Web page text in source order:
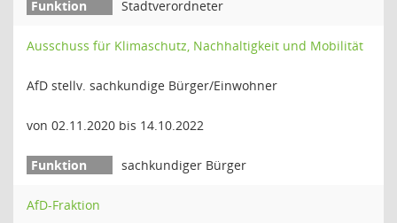
Stadtverordneter
Ausschuss für Klimaschutz, Nachhaltigkeit und Mobilität
AfD stellv. sachkundige Bürger/Einwohner
von 02.11.2020 bis 14.10.2022
sachkundiger Bürger
AfD-Fraktion